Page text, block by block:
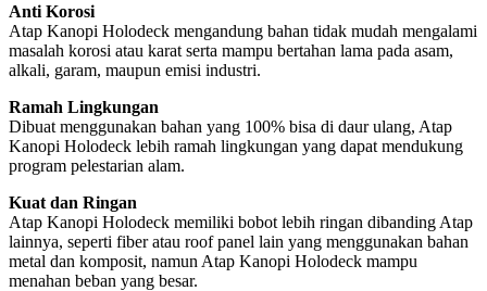
Anti Korosi
Atap Kanopi Holodeck mengandung bahan tidak mudah mengalami
masalah korosi atau karat serta mampu bertahan lama pada asam,
alkali, garam, maupun emisi industri.
Ramah Lingkungan
Dibuat menggunakan bahan yang 100% bisa di daur ulang, Atap
Kanopi Holodeck lebih ramah lingkungan yang dapat mendukung
program pelestarian alam.
Kuat dan Ringan
Atap Kanopi Holodeck memiliki bobot lebih ringan dibanding Atap
lainnya, seperti fiber atau roof panel lain yang menggunakan bahan
metal dan komposit, namun Atap Kanopi Holodeck mampu
menahan beban yang besar.